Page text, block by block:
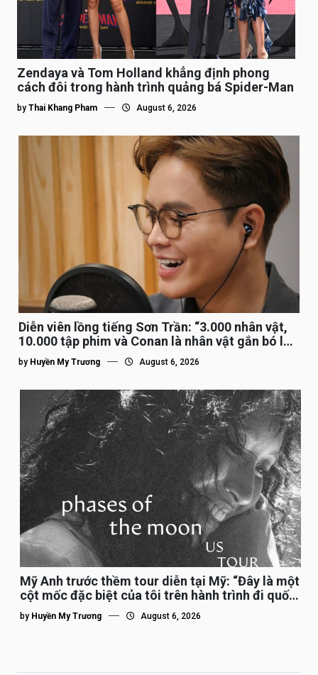
Zendaya và Tom Holland khẳng định phong
cách đôi trong hành trình quảng bá Spider-Man
by Thai Khang Pham August 6, 2026
Diễn viên lồng tiếng Sơn Trần: “3.000 nhân vật,
10.000 tập phim và Conan là nhân vật gắn bó lâu
nhất”
by Huyền My Trương August 6, 2026
Mỹ Anh trước thềm tour diễn tại Mỹ: “Đây là một
cột mốc đặc biệt của tôi trên hành trình đi quốc
tế”
by Huyền My Trương August 6, 2026